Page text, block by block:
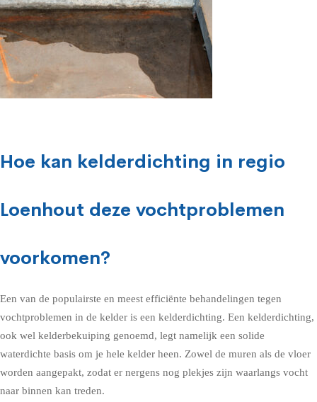
Hoe kan kelderdichting in regio
Loenhout deze vochtproblemen
voorkomen?
Een van de populairste en meest efficiënte behandelingen tegen
vochtproblemen in de kelder is een kelderdichting. Een kelderdichting,
ook wel kelderbekuiping genoemd, legt namelijk een solide
waterdichte basis om je hele kelder heen. Zowel de muren als de vloer
worden aangepakt, zodat er nergens nog plekjes zijn waarlangs vocht
naar binnen kan treden.